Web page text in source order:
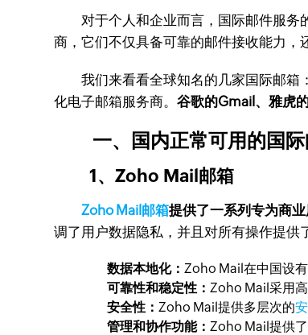
对于个人和企业而言，国际邮件服务的
商，它们不仅具备可靠的邮件接收能力，
我们来看看全球知名的几家国际邮箱
化电子邮箱服务商。谷歌的Gmail、雅虎
一、国内正常可用的国际
1、Zoho Mail邮箱
Zoho Mail邮箱提供了一系列专为商
调了用户数据隐私，并且对所有操作提供
数据本地化：Zoho Mail在中国设
可靠性和稳定性：Zoho Mail采用
安全性：Zoho Mail提供多层次的
管理和协作功能：Zoho Mail提供